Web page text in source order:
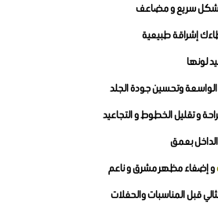
بشكل سريع و مضاعف
إشراقة طبيعية
لونها
وتحسين جودة الجلد
و تقليل الخطوط و التجاعيد
بعمق
و إضفاء مظهر مشرق و ناعم
قبل المناسبات والحفلات